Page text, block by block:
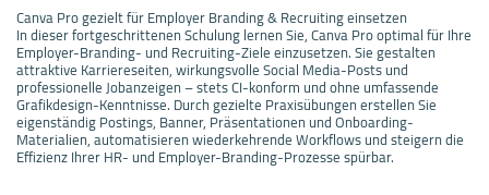
Canva Pro gezielt für Employer Branding & Recruiting einsetzen
In dieser fortgeschrittenen Schulung lernen Sie, Canva Pro optimal für Ihre
Employer-Branding- und Recruiting-Ziele einzusetzen. Sie gestalten
attraktive Karriereseiten, wirkungsvolle Social Media-Posts und
professionelle Jobanzeigen – stets CI-konform und ohne umfassende
Grafikdesign-Kenntnisse. Durch gezielte Praxisübungen erstellen Sie
eigenständig Postings, Banner, Präsentationen und Onboarding-
Materialien, automatisieren wiederkehrende Workflows und steigern die
Effizienz Ihrer HR- und Employer-Branding-Prozesse spürbar.